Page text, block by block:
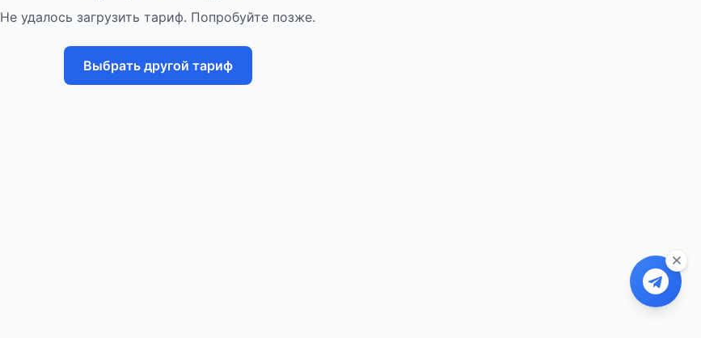
Не удалось загрузить тариф. Попробуйте позже.
Выбрать другой тариф